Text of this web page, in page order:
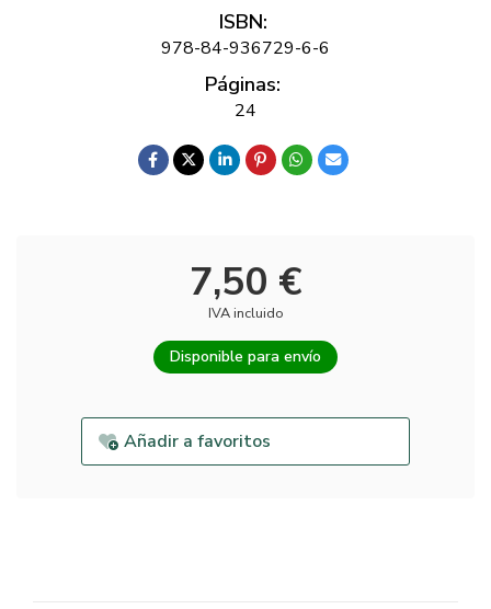
ISBN:
978-84-936729-6-6
Páginas:
24
7,50 €
IVA incluido
Disponible para envío
Añadir a favoritos